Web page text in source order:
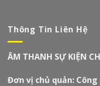
Thông Tin Liên Hệ
ÂM THANH SỰ KIỆN
Đơn vị chủ quản: